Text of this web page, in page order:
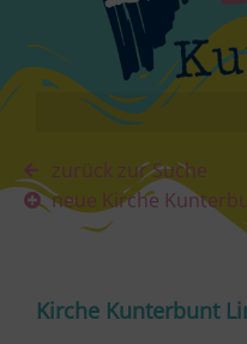
zurück zur Suche
neue Kirche
Kirche Kunterbunt